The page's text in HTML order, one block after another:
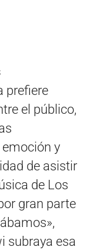
prefiere
el público,
y
de asistir
de Los
gran parte
subraya esa